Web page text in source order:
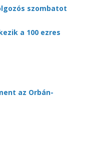
szombatot
a 100 ezres
az Orbán-